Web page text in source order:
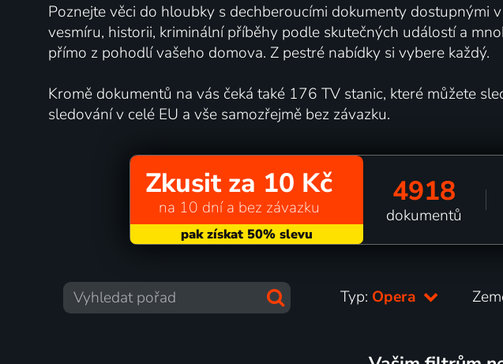
Poznejte věci do hloubky s dechberoucími dokumenty dostupnými
vesmíru, historii, kriminální příběhy podle skutečných událostí a
přímo z pohodlí vašeho domova. Z pestré nabídky si vybere každý.
Kromě dokumentů na vás čeká také 176 TV stanic, které můžete
sledování v celé EU a vše samozřejmě bez závazku.
Zkusit za 10 Kč
na 10 dní a bez závazku 4918
dokumentů
Typ: Opera